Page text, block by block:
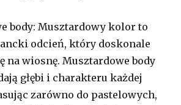
body: Musztardowy kolor to
odcień, który doskonale
na wiosnę. Musztardowe body
głębi i charakteru każdej
zarówno do pastelowych,